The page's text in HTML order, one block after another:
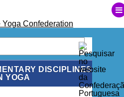
DISCIPLINES
YOGA